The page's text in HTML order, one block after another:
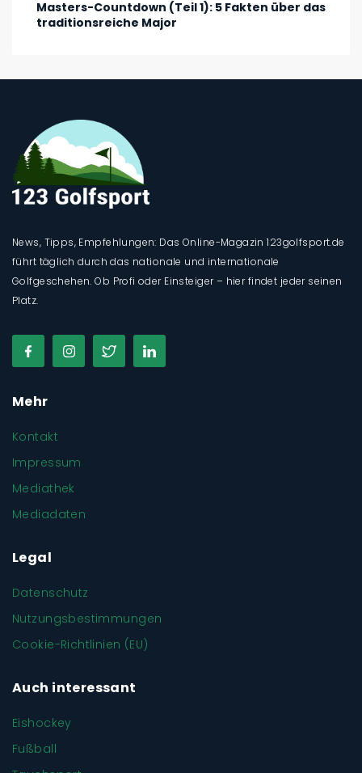
Masters-Countdown (Teil 1): 5 Fakten über das
traditionsreiche Major
News, Tipps, Empfehlungen: Das Online-Magazin 123golfsport.de
führt täglich durch das nationale und internationale
Golfgeschehen. Ob Profi oder Einsteiger – hier findet jeder seinen
Platz.
Mehr
Kontakt
Impressum
Mediathek
Mediadaten
Legal
Datenschutz
Nutzungsbestimmungen
Cookie-Richtlinien (EU)
Auch interessant
Eishockey
Fußball